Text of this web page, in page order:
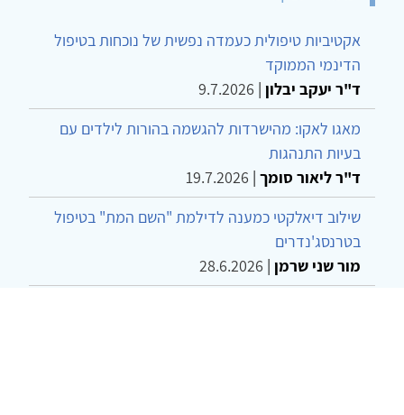
אקטיביות טיפולית כעמדה נפשית של נוכחות בטיפול
הדינמי הממוקד
ד"ר יעקב יבלון |
9.7.2026
מאגו לאקו: מהישרדות להגשמה בהורות לילדים עם
בעיות התנהגות
ד"ר ליאור סומך |
19.7.2026
שילוב דיאלקטי כמענה לדילמת "השם המת" בטיפול
בטרנסג'נדרים
מור שני שרמן |
28.6.2026